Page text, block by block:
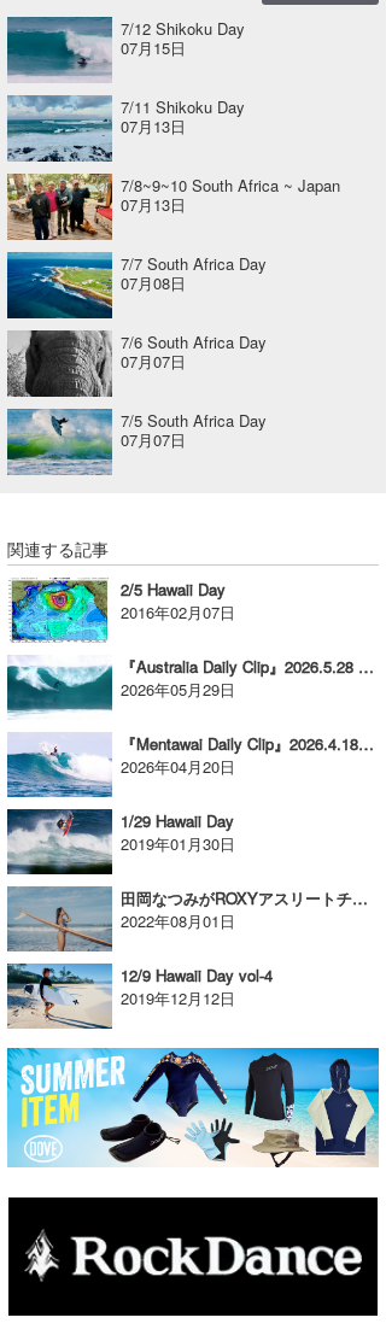
7/12 Shikoku Day
07月15日
7/11 Shikoku Day
07月13日
7/8~9~10 South Africa ~ Japan
07月13日
7/7 South Africa Day
07月08日
7/6 South Africa Day
07月07日
7/5 South Africa Day
07月07日
関連する記事
2/5 Hawaii Day
2016年02月07日
『Australia Daily Clip』2026.5.28 @ The Peak
2026年05月29日
『Mentawai Daily Clip』2026.4.18 @ Lance’s right
2026年04月20日
1/29 Hawaii Day
2019年01月30日
田岡なつみがROXYアスリートチームに加入！
2022年08月01日
12/9 Hawaii Day vol-4
2019年12月12日